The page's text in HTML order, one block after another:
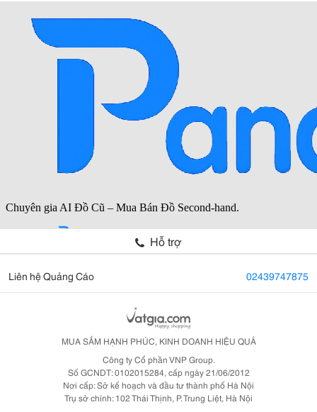
Hỗ trợ
Liên hệ Quảng Cáo 02439747875
MUA SẮM HẠNH PHÚC, KINH DOANH HIỆU QUẢ
Công ty Cổ phần VNP Group.
Số GCNDT: 0102015284, cấp ngày 21/06/2012
Nơi cấp: Sở kế hoạch và đầu tư thành phố Hà Nội
Trụ sở chính: 102 Thái Thịnh, P. Trung Liệt, Hà Nội